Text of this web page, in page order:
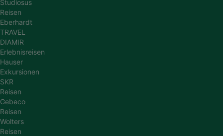
Studiosus
Reisen
Eberhardt
TRAVEL
DIAMIR
Erlebnisreisen
Hauser
Exkursionen
SKR
Reisen
Gebeco
Reisen
Wolters
Reisen